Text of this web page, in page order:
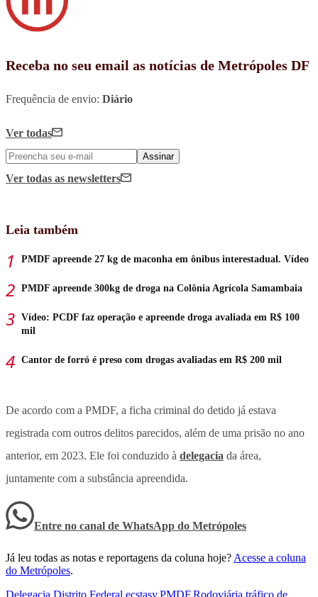
Receba no seu email as notícias de Metrópoles DF
Frequência de envio: Diário
Ver todas
Assinar
Ver todas as newsletters
Leia também
PMDF apreende 27 kg de maconha em ônibus interestadual. Vídeo
PMDF apreende 300kg de droga na Colônia Agrícola Samambaia
Vídeo: PCDF faz operação e apreende droga avaliada em R$ 100
mil
Cantor de forró é preso com drogas avaliadas em R$ 200 mil
De acordo com a PMDF, a ficha criminal do detido já estava
registrada com outros delitos parecidos, além de uma prisão no ano
anterior, em 2023. Ele foi conduzido à delegacia da área,
juntamente com a substância apreendida.
Entre no canal de WhatsApp do Metrópoles
Já leu todas as notas e reportagens da coluna hoje? Acesse a coluna
do Metrópoles.
Delegacia,Distrito Federal,ecstasy,PMDF,Rodoviária,tráfico de